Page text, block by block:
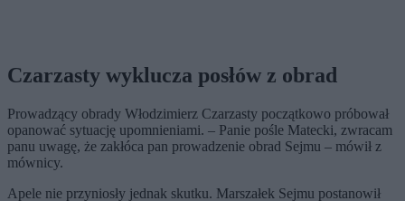
Czarzasty wyklucza posłów z obrad
Prowadzący obrady Włodzimierz Czarzasty początkowo próbował
opanować sytuację upomnieniami. – Panie pośle Matecki, zwracam
panu uwagę, że zakłóca pan prowadzenie obrad Sejmu – mówił z
mównicy.
Apele nie przyniosły jednak skutku. Marszałek Sejmu postanowił